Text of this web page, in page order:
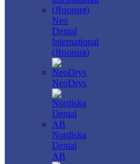
Neo
Dental
International
(Япония)
NeoDrys
Nordiska
Dental
AB